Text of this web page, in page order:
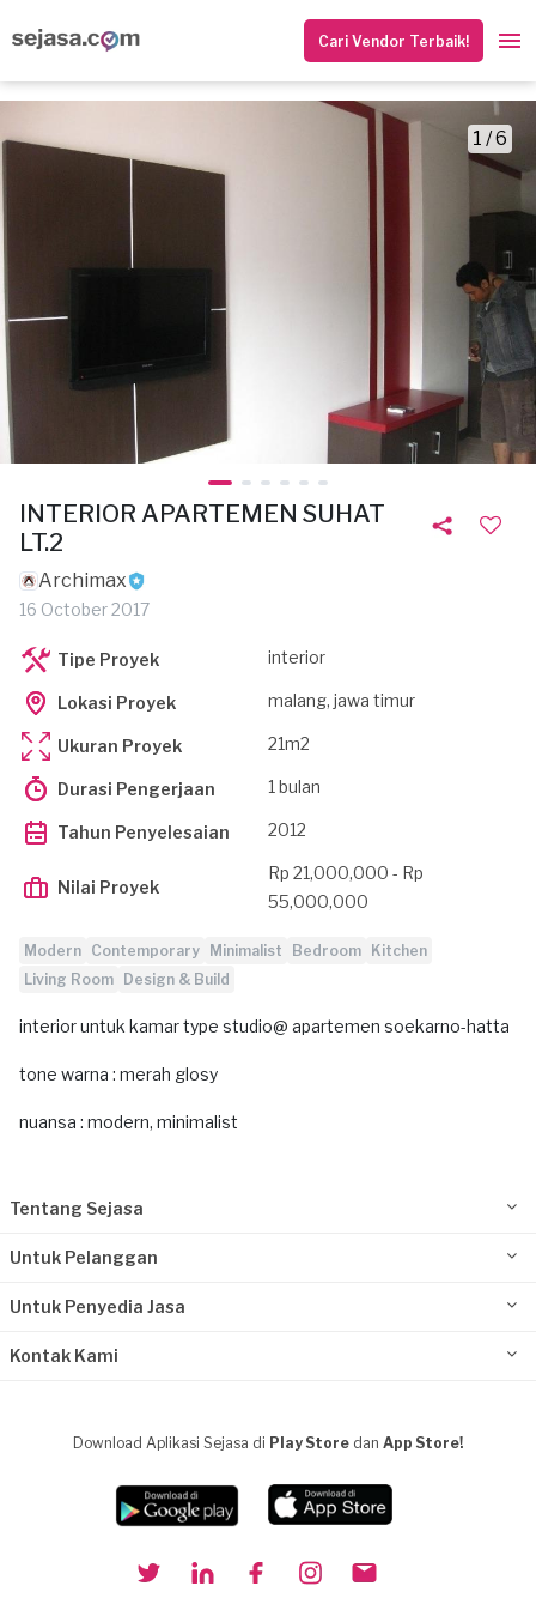
Cari Vendor Terbaik!
1 / 6
INTERIOR APARTEMEN SUHAT
LT.2
Archimax
16 October 2017
Tipe Proyek interior
Lokasi Proyek malang, jawa timur
Ukuran Proyek 21m2
Durasi Pengerjaan 1 bulan
Tahun Penyelesaian 2012
Nilai Proyek
Rp 21,000,000 - Rp
55,000,000
Modern Contemporary Minimalist Bedroom
Kitchen
Living Room
Design & Build
interior untuk kamar type studio@ apartemen soekarno-hatta
tone warna : merah glosy
nuansa : modern, minimalist
Tentang Sejasa
Untuk Pelanggan
Untuk Penyedia Jasa
Kontak Kami
Download Aplikasi Sejasa di Play Store dan App Store!